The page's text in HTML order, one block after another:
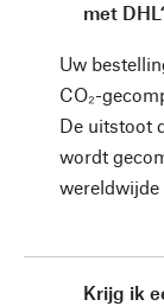
met
Uw
CO₂-
De uitstoot
wordt
Krijg ik